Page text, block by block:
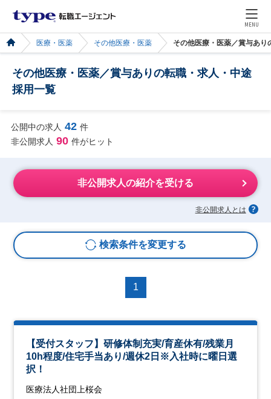
MENU
医療・医薬 その他医療・医薬 その他医療・医薬／賞与あり
その他医療・医薬／賞与ありの転職・求人・中途
採用一覧
公開中の求人 42 件
非公開求人 90 件がヒット
非公開求人の紹介を受ける
非公開求人とは
検索条件を変更する
1
【受付スタッフ】研修体制充実/育産休有/残業月
10h程度/住宅手当あり/週休2日※入社時に曜日選
択！
医療法人社団上桜会